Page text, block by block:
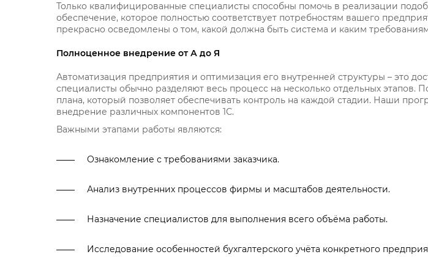
Только квалифицированные специалисты способны помочь в реализации
обеспечение, которое полностью соответствует потребностям вашего
прекрасно осведомлены о том, какой должна быть система и каким
Полноценное внедрение от А до Я
Автоматизация предприятия и оптимизация его внутренней структуры – это
специалисты обычно разделяют весь процесс на несколько отдельных этапов.
плана, который позволяет обеспечивать контроль на каждой стадии. Наши
внедрение различных компонентов 1С.
Важными этапами работы являются:
Ознакомление с требованиями заказчика.
Анализ внутренних процессов фирмы и масштабов деятельности.
Назначение специалистов для выполнения всего объёма работы.
Исследование особенностей бухгалтерского учёта конкретного